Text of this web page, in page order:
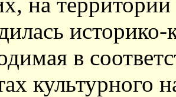
историко-
в
культурного